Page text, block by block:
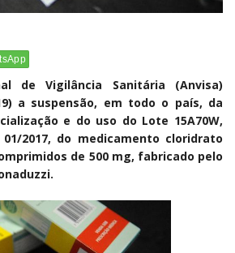
de Vigilância Sanitária (Anvisa)
a suspensão, em todo o país, da
e do uso do Lote 15A70W,
2017, do medicamento cloridrato
de 500 mg, fabricado pelo